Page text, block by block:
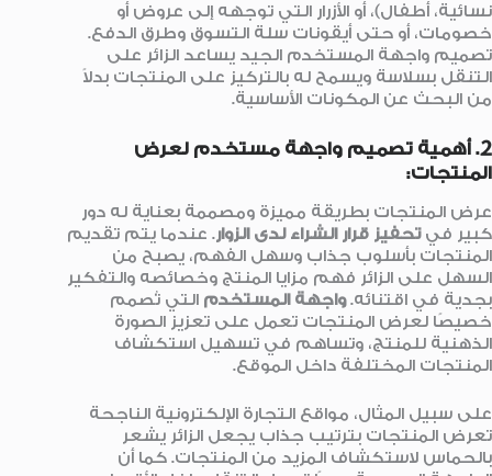
نسائية، أطفال)، أو الأزرار التي توجهه إلى عروض أو
خصومات، أو حتى أيقونات سلة التسوق وطرق الدفع.
تصميم واجهة المستخدم الجيد يساعد الزائر على
التنقل بسلاسة ويسمح له بالتركيز على المنتجات بدلاً
من البحث عن المكونات الأساسية.
2. أهمية تصميم واجهة مستخدم لعرض
المنتجات:
عرض المنتجات بطريقة مميزة ومصممة بعناية له دور
كبير فيتحفيز قرار الشراء لدى الزوار. عندما يتم تقديم
المنتجات بأسلوب جذاب وسهل الفهم، يصبح من
السهل على الزائر فهم مزايا المنتج وخصائصه والتفكير
بجدية في اقتنائه.واجهة المستخدم التي تُصمم
خصيصًا لعرض المنتجات تعمل على تعزيز الصورة
الذهنية للمنتج، وتساهم في تسهيل استكشاف
المنتجات المختلفة داخل الموقع.
على سبيل المثال، مواقع التجارة الإلكترونية الناجحة
تعرض المنتجات بترتيب جذاب يجعل الزائر يشعر
بالحماس لاستكشاف المزيد من المنتجات. كما أن